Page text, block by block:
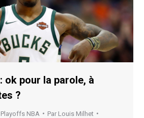
ok pour la parole, à
?
Playoffs NBA Par Louis Milhet